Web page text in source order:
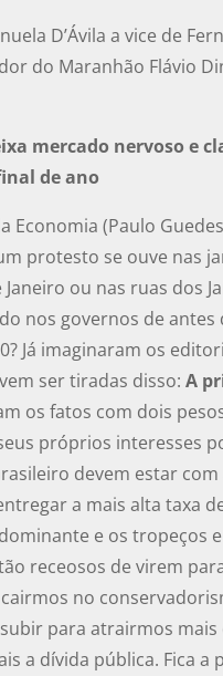
D’Ávila a vice de
do Maranhão Flávio
mercado nervoso e
de ano
Economia (Paulo
protesto se ouve nas
ou nas ruas dos
nos governos de
Já imaginaram os
ser tiradas disso:A
os fatos com dois
próprios interesses
devem estar
a mais alta taxa
e os tropeços
receosos de virem
cairmos no
para atrairmos
a dívida pública. Fica